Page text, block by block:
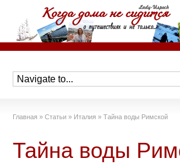
Главная » Статьи » Италия » Тайна воды Римской
Тайна воды